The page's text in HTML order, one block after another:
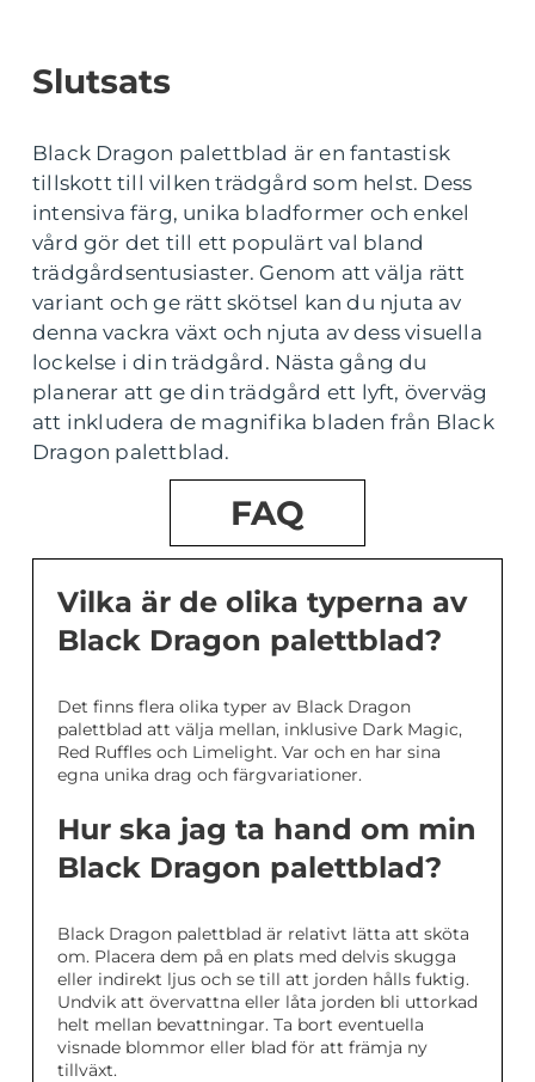
Slutsats
Black Dragon palettblad är en fantastisk
tillskott till vilken trädgård som helst. Dess
intensiva färg, unika bladformer och enkel
vård gör det till ett populärt val bland
trädgårdsentusiaster. Genom att välja rätt
variant och ge rätt skötsel kan du njuta av
denna vackra växt och njuta av dess visuella
lockelse i din trädgård. Nästa gång du
planerar att ge din trädgård ett lyft, överväg
att inkludera de magnifika bladen från Black
Dragon palettblad.
FAQ
Vilka är de olika typerna av
Black Dragon palettblad?
Det finns flera olika typer av Black Dragon
palettblad att välja mellan, inklusive Dark Magic,
Red Ruffles och Limelight. Var och en har sina
egna unika drag och färgvariationer.
Hur ska jag ta hand om min
Black Dragon palettblad?
Black Dragon palettblad är relativt lätta att sköta
om. Placera dem på en plats med delvis skugga
eller indirekt ljus och se till att jorden hålls fuktig.
Undvik att övervattna eller låta jorden bli uttorkad
helt mellan bevattningar. Ta bort eventuella
visnade blommor eller blad för att främja ny
tillväxt.